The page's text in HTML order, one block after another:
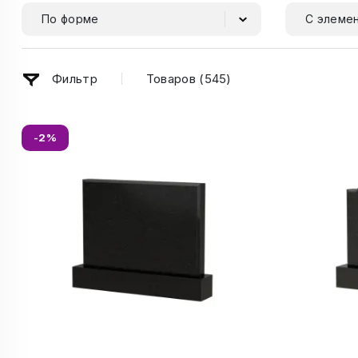
По форме С
Фильтр Товаров (545)
-2%